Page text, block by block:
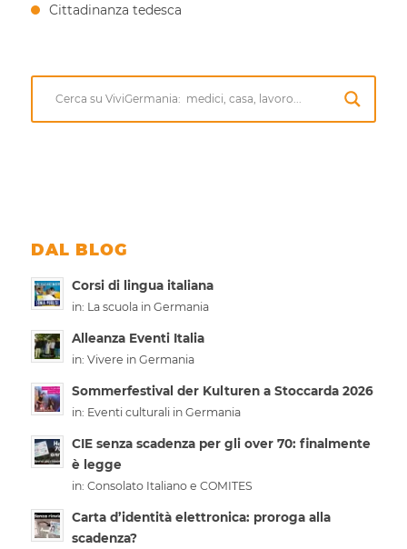
Cittadinanza tedesca
DAL BLOG
Corsi di lingua italiana
in: La scuola in Germania
Alleanza Eventi Italia
in: Vivere in Germania
Sommerfestival der Kulturen a Stoccarda 2026
in: Eventi culturali in Germania
CIE senza scadenza per gli over 70: finalmente
è legge
in: Consolato Italiano e COMITES
Carta d’identità elettronica: proroga alla
scadenza?